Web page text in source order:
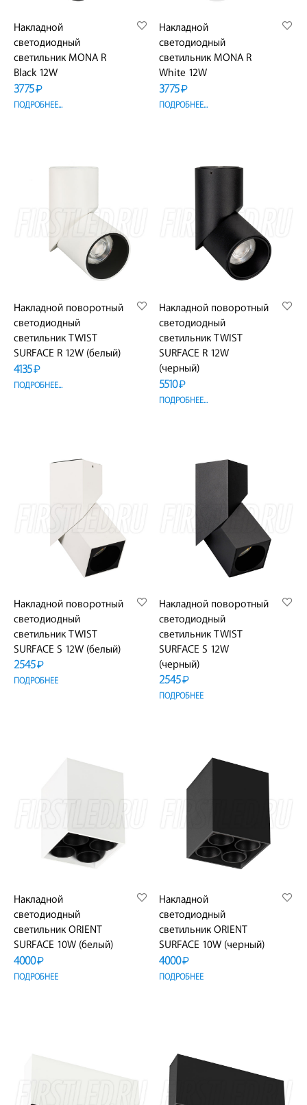
Накладной
светодиодный
светильник MONA R
Black 12W
3775₽
ПОДРОБНЕЕ...
Накладной
светодиодный
светильник MONA R
White 12W
3775₽
ПОДРОБНЕЕ...
Накладной поворотный
светодиодный
светильник TWIST
SURFACE R 12W (белый)
4135₽
ПОДРОБНЕЕ...
Накладной поворотный
светодиодный
светильник TWIST
SURFACE R 12W
(черный)
5510₽
ПОДРОБНЕЕ...
Накладной поворотный
светодиодный
светильник TWIST
SURFACE S 12W (белый)
2545₽
ПОДРОБНЕЕ
Накладной поворотный
светодиодный
светильник TWIST
SURFACE S 12W
(черный)
2545₽
ПОДРОБНЕЕ
Накладной
светодиодный
светильник ORIENT
SURFACE 10W (белый)
4000₽
ПОДРОБНЕЕ
Накладной
светодиодный
светильник ORIENT
SURFACE 10W (черный)
4000₽
ПОДРОБНЕЕ